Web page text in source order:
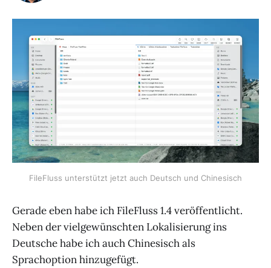
FileFluss unterstützt jetzt auch Deutsch und Chinesisch
Gerade eben habe ich FileFluss 1.4 veröffentlicht.
Neben der vielgewünschten Lokalisierung ins
Deutsche habe ich auch Chinesisch als
Sprachoption hinzugefügt.